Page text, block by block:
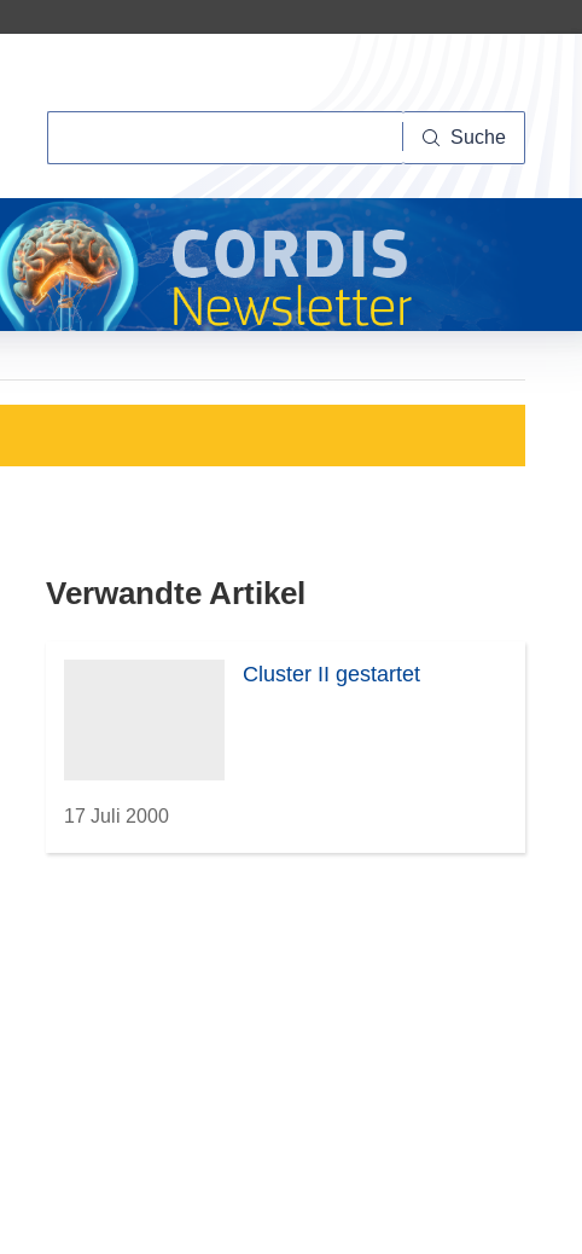
Suche
Verwandte Artikel
Cluster II gestartet
17 Juli 2000